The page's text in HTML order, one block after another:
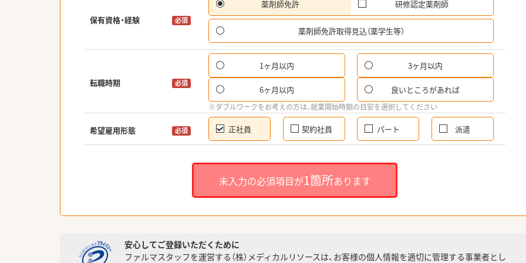
保有資格・経験 必須
薬剤師免許 研修認定薬剤師
薬剤師免許取得見込（薬学生等）
転職時期 必須
1ヶ月以内 3ヶ月以内
6ヶ月以内 良いところがあれば
※ダブルワークをお考えの方は、就業開始時期の目安を選択してください
希望雇用形態 必須 正社員 契約社員 パート 派遣
未入力の必須項目が1箇所あります
安心してご登録いただくために
ファルマスタッフを運営する（株）メディカルリソースは、お客様の個人情報を適切に管理する事業者とし